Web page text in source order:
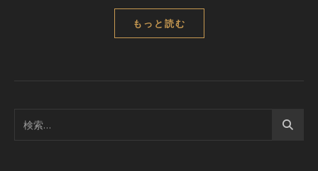
もっと読む